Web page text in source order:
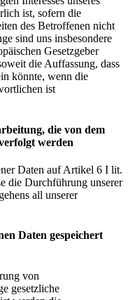
ist, sofern die
des Betroffenen nicht
sind uns insbesondere
Gesetzgeber
die Auffassung, dass
könnte, wenn die
ist
die von dem
werden
Daten auf Artikel 6 I lit.
die Durchführung unserer
all unserer
Daten gespeichert
von
gesetzliche